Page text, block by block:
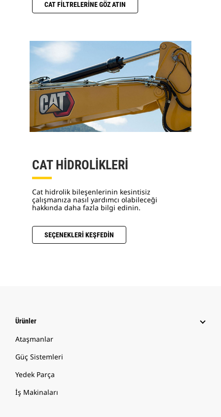
CAT FİLTRELERİNE GÖZ ATIN
CAT HİDROLİKLERİ
Cat hidrolik bileşenlerinin kesintisiz
çalışmanıza nasıl yardımcı olabileceği
hakkında daha fazla bilgi edinin.
SEÇENEKLERİ KEŞFEDİN
Ürünler
Ataşmanlar
Güç Sistemleri
Yedek Parça
İş Makinaları